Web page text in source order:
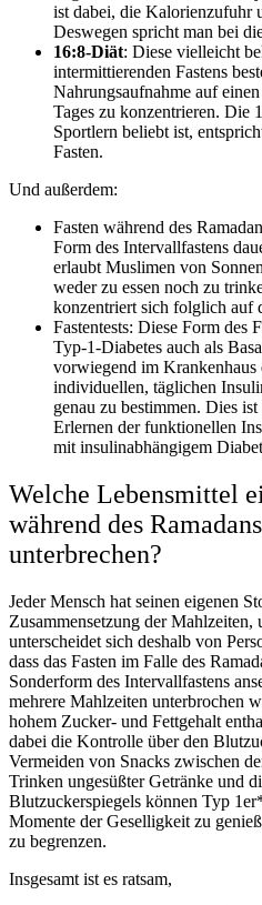
ist dabei, die Kalorienzufuhr
Deswegen spricht man bei
16:8-Diät: Diese vielleicht
intermittierenden Fastens
Nahrungsaufnahme auf
Tages zu konzentrieren. Die
Sportlern beliebt ist,
Fasten.
Und außerdem:
Fasten während des
Form des Intervallfastens
erlaubt Muslimen von
weder zu essen noch zu
konzentriert sich folglich auf
Fastentests: Diese Form des
Typ-1-Diabetes auch als
vorwiegend im Krankenhaus
individuellen, täglichen
genau zu bestimmen. Dies
Erlernen der funktionellen
mit insulinabhängigem
Welche Lebensmittel
während des
unterbrechen?
Jeder Mensch hat seinen eigenen
Zusammensetzung der Mahlzeiten,
unterscheidet sich deshalb von
dass das Fasten im Falle des
Sonderform des Intervallfastens
mehrere Mahlzeiten unterbrochen
hohem Zucker- und Fettgehalt
dabei die Kontrolle über den
Vermeiden von Snacks zwischen
Trinken ungesüßter Getränke und
Blutzuckerspiegels können Typ
Momente der Geselligkeit zu
zu begrenzen.
Insgesamt ist es ratsam,